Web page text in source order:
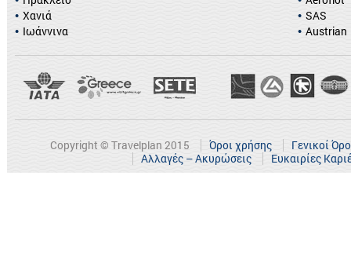
Χανιά
Ιωάννινα
SAS
Austrian
Copyright © Travelplan 2015 Όροι χρήσης
Γενικοί
Αλλαγές – Ακυρώσεις
Ευκαιρίες